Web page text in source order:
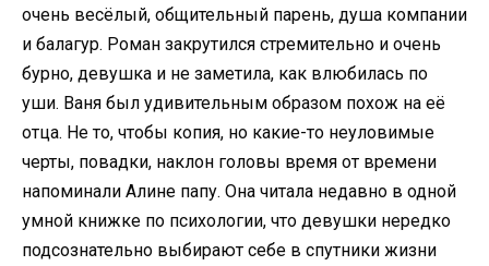
очень весёлый, общительный парень, душа компании
и балагур. Роман закрутился стремительно и очень
бурно, девушка и не заметила, как влюбилась по
уши. Ваня был удивительным образом похож на её
отца. Не то, чтобы копия, но какие-то неуловимые
черты, повадки, наклон головы время от времени
напоминали Алине папу. Она читала недавно в одной
умной книжке по психологии, что девушки нередко
подсознательно выбирают себе в спутники жизни